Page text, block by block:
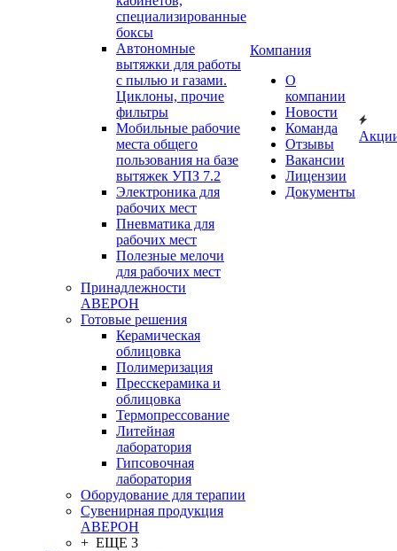
специализированные
боксы
Автономные
вытяжки для работы
с пылью и газами.
Циклоны, прочие
фильтры
Мобильные рабочие
места общего
пользования на базе
вытяжек УПЗ 7.2
Электроника для
рабочих мест
Пневматика для
рабочих мест
Полезные мелочи
для рабочих мест
Принадлежности
АВЕРОН
Готовые решения
Керамическая
облицовка
Полимеризация
Пресскерамика и
облицовка
Термопрессование
Литейная
лаборатория
Гипсовочная
лаборатория
Оборудование для терапии
Сувенирная продукция
АВЕРОН
+ ЕЩЕ 3
Компания
О
компании
Новости
Команда
Отзывы
Вакансии
Лицензии
Документы